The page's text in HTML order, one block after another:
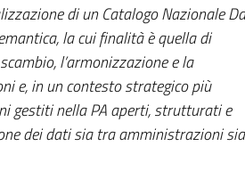
di un Catalogo Nazionale
la cui finalità è quella di
l’armonizzazione e la
e, in un contesto strategico più
gestiti nella PA aperti, strutturati e
dei dati sia tra amministrazioni sia